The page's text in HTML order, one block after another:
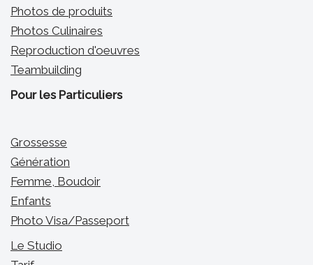
Photos de produits
Photos Culinaires
Reproduction d'oeuvres
Teambuilding
Pour les Particuliers
Grossesse
Génération
Femme, Boudoir
Enfants
Photo Visa/Passeport
Le Studio